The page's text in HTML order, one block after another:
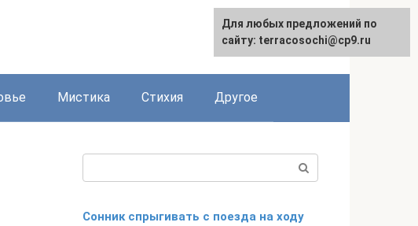
Мистика Стихия Другое
Сонник спрыгивать с поезда на ходу
Для любых предложений по
сайту: terracosochi@cp9.ru